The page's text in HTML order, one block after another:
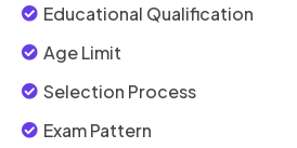
Educational Qualification
Age Limit
Selection Process
Exam Pattern